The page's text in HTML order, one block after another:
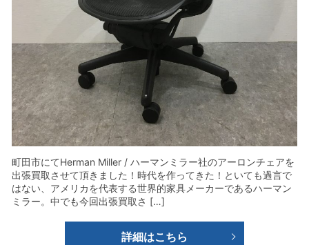
町田市にてHerman Miller / ハーマンミラー社のアーロンチェアを
出張買取させて頂きました！時代を作ってきた！といても過言で
はない、アメリカを代表する世界的家具メーカーであるハーマン
ミラー。中でも今回出張買取さ […]
詳細はこちら